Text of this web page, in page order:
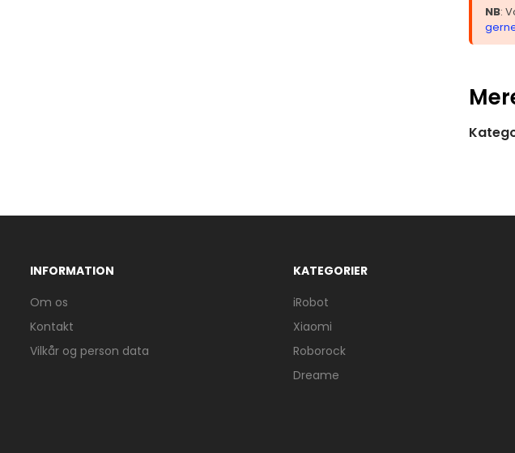
NB:
INFORMATION
Om os
Kontakt
Vilkår og person data
KATEGORIER
iRobot
Xiaomi
Roborock
Dreame